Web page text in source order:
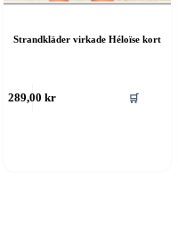
Strandkläder virkade Héloïse kort
289,00kr 🛒